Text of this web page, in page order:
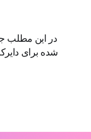
در این مطلب
شده برای